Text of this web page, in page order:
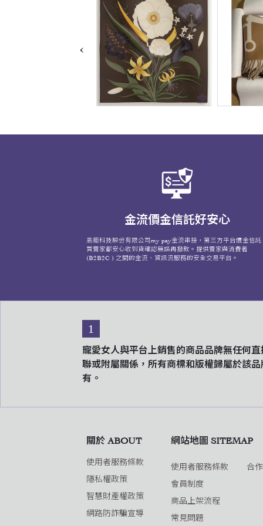
‹
金流價金信託好安心
高鉅科技股份有限公司my pay金流串接，第三方平台價金信託
買賣家都安心收到貨確認無誤再撥款。提供賣家與消費者
(B2B2C ) 之間的金流、資訊流服務的安全交易平台。
1
寵愛女人與平台上銷售的商品品牌無任何直
聯或附屬關係，所有商標和版權歸屬於該品
有。
關於 ABOUT
使用者服務條款
隱私權政策
智慧財產權政策
網路防詐騙宣導
網站地圖 SITEMAP
使用者服務條款
會員制度
商品上架流程
常見問題
合